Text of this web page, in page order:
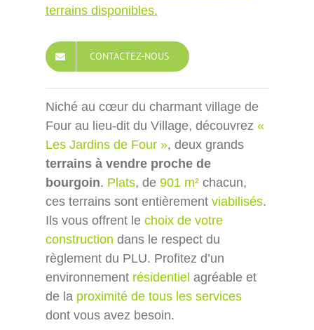
terrains disponibles.
CONTACTEZ-NOUS
Niché au cœur du charmant village de
Four au lieu-dit du Village, découvrez «
Les Jardins de Four », deux grands
terrains à vendre proche de
bourgoin. Plats, de901 m² chacun,
ces terrains sont entièrement viabilisés.
Ils vous offrent le choix de votre
construction dans le respect du
règlement du PLU. Profitez d’un
environnement résidentiel agréable et
de la proximité de tous les services
dont vous avez besoin.